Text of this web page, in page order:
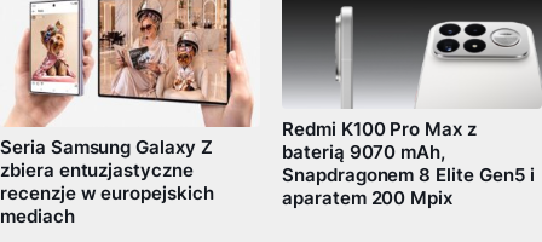
Seria Samsung Galaxy Z
zbiera entuzjastyczne
recenzje w europejskich
mediach
Redmi K100 Pro Max z
baterią 9070 mAh,
Snapdragonem 8 Elite Gen5 i
aparatem 200 Mpix